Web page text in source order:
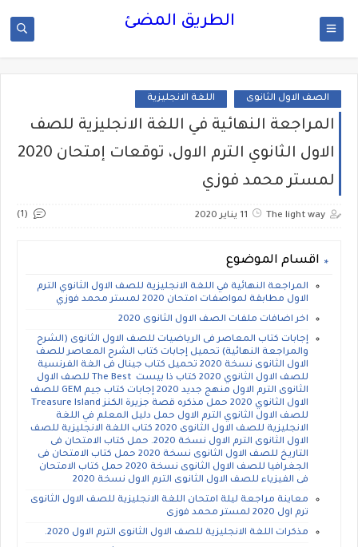
الطريق المضئ
الصف الاول الثانوى اللغة الانجليزية
المراجعة النهائية في اللغة الانجليزية للصف
الاول الثانوي الترم الاول، توقعات إمتحان 2020
لمستر محمد فوزي
The light way 11 يناير 2020 (1)
اقسام الموضوع
المراجعة النهائية في اللغة الانجليزية للصف الاول الثانوي الترم
الاول مطابقة لمواصفات امتحان 2020 لمستر محمد فوزي
اخر اضافات ملفات الصف الاول الثانوى 2020
إجابات كتاب المعاصر فى الرياضيات للصف الاول الثانوى (الشرح
والمراجعة النهائية) تحميل إجابات كتاب الشرح المعاصر للصف
الاول الثانوى نسخة 2020 تحميل كتاب جينال فى الغة الفرنسية
للصف الاول الثانوي 2020 كتاب ذا بيست The Best للصف الاول
الثانوى الترم الاول منهج جديد 2020 إجابات كتاب جيم GEM للصف
الاول الثانوي 2020 حمل مذكره قصة جزيرة الكنز Treasure Island
للصف الاول الثانوي الترم الاول حمل دليل المعلم في اللغة
الانجليزية للصف الاول الثانوى 2020 كتاب اللغة الانجليزية للصف
الاول الثانوى الترم الاول نسخة 2020. حمل كتاب الامتحان فى
التاريخ للصف الاول الثانوى نسخة 2020 حمل كتاب الامتحان فى
الجغرافيا للصف الاول الثانوى نسخة 2020 حمل كتاب الامتحان
فى الفيزياء للصف الاول الثانوى الترم الاول نسخة 2020
معاينة مراجعة ليلة امتحان اللغة الانجليزية للصف الاول الثانوى
ترم اول 2020 لمستر محمد فوزى
مذكرات اللغة الانجليزية للصف الاول الثانوى الترم الاول 2020.